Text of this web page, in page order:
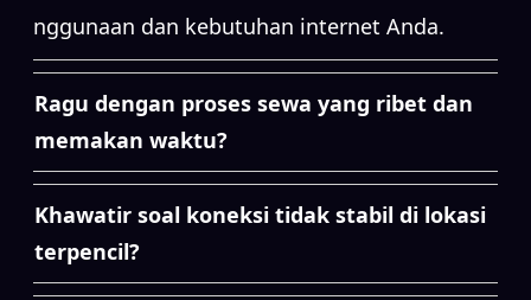
penggunaan dan kebutuhan internet Anda.
Ragu dengan proses sewa yang ribet dan
memakan waktu?
Khawatir soal koneksi tidak stabil di lokasi
terpencil?